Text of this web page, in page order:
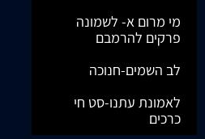
מי מרום א- לשמונה
פרקים להרמבם
לב השמים-חנוכה
לאמונת עתנו-סט חי
כרכים